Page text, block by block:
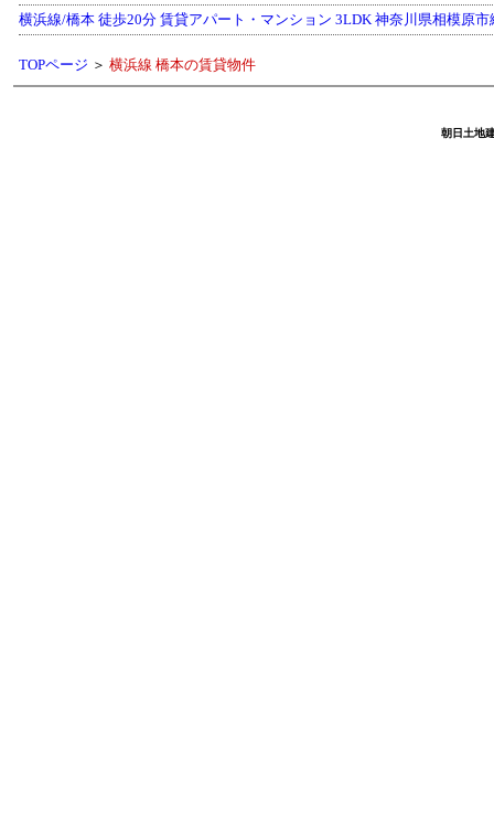
横浜線/橋本 徒歩20分 賃貸アパート・マンション 3LDK 神奈川県相模原
TOPページ ＞ 横浜線 橋本の賃貸物件
朝日土地